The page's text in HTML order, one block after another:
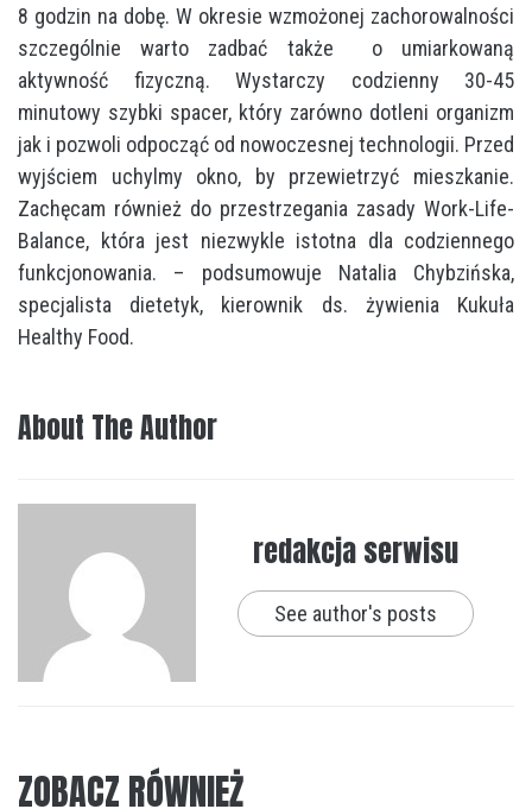
8 godzin na dobę. W okresie wzmożonej zachorowalności
szczególnie warto zadbać także o umiarkowaną
aktywność fizyczną. Wystarczy codzienny 30-45
minutowy szybki spacer, który zarówno dotleni organizm
jak i pozwoli odpocząć od nowoczesnej technologii. Przed
wyjściem uchylmy okno, by przewietrzyć mieszkanie.
Zachęcam również do przestrzegania zasady Work-Life-
Balance, która jest niezwykle istotna dla codziennego
funkcjonowania. – podsumowuje Natalia Chybzińska,
specjalista dietetyk, kierownik ds. żywienia Kukuła
Healthy Food.
About The Author
redakcja serwisu
See author's posts
ZOBACZ RÓWNIEŻ